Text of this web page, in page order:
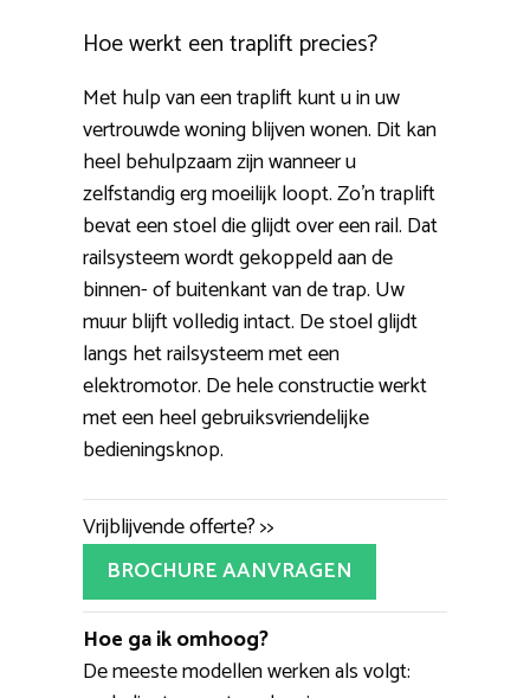
Hoe werkt een traplift precies?
Met hulp van een traplift kunt u in uw
vertrouwde woning blijven wonen. Dit kan
heel behulpzaam zijn wanneer u
zelfstandig erg moeilijk loopt. Zo’n traplift
bevat een stoel die glijdt over een rail. Dat
railsysteem wordt gekoppeld aan de
binnen- of buitenkant van de trap. Uw
muur blijft volledig intact. De stoel glijdt
langs het railsysteem met een
elektromotor. De hele constructie werkt
met een heel gebruiksvriendelijke
bedieningsknop.
Vrijblijvende offerte? >>
BROCHURE AANVRAGEN
Hoe ga ik omhoog?
De meeste modellen werken als volgt: